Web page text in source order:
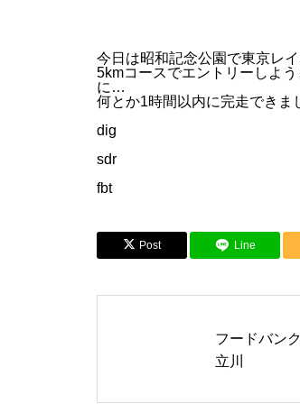
今日は昭和記念公園で東京レ
5kmコースでエントリーしよ
に…
何とか1時間以内に完走できま
dig
sdr
fbt
Post Line
フードバン
立川